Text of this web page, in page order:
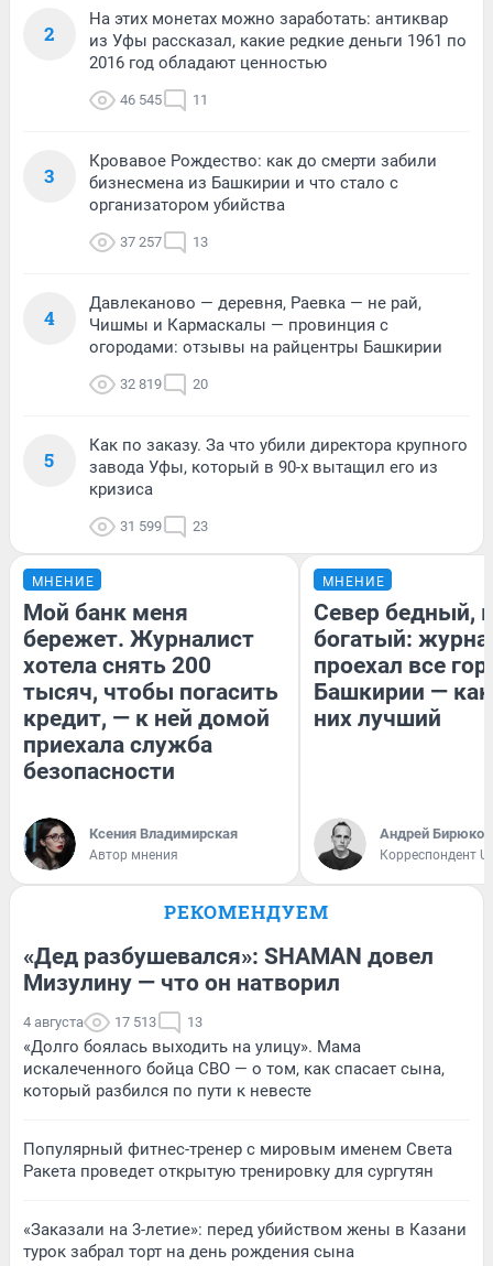
2
На этих монетах можно заработать: антиквар
из Уфы рассказал, какие редкие деньги 1961 по
2016 год обладают ценностью
46 545 11
3
Кровавое Рождество: как до смерти забили
бизнесмена из Башкирии и что стало с
организатором убийства
37 257 13
4
Давлеканово — деревня, Раевка — не рай,
Чишмы и Кармаскалы — провинция с
огородами: отзывы на райцентры Башкирии
32 819 20
5
Как по заказу. За что убили директора крупного
завода Уфы, который в 90-х вытащил его из
кризиса
31 599 23
МНЕНИЕ
Мой банк меня
бережет. Журналист
хотела снять 200
тысяч, чтобы погасить
кредит, — к ней домой
приехала служба
безопасности
Ксения Владимирская
Автор мнения
МНЕНИЕ
Север бедный,
богатый:
проехал все
Башкирии —
них лучший
Андрей Бирюков
Корреспондент
РЕКОМЕНДУЕМ
«Дед разбушевался»: SHAMAN довел
Мизулину — что он натворил
4 августа 17 513 13
«Долго боялась выходить на улицу». Мама
искалеченного бойца СВО — о том, как спасает сына,
который разбился по пути к невесте
Популярный фитнес-тренер с мировым именем Света
Ракета проведет открытую тренировку для сургутян
«Заказали на 3-летие»: перед убийством жены в Казани
турок забрал торт на день рождения сына